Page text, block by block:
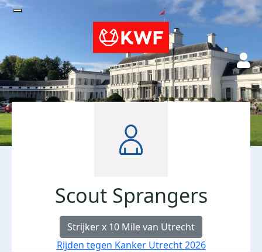
Scout Sprangers
Strijker x 10 Mile van Utrecht
Rijden tegen Kanker Utrecht 2026